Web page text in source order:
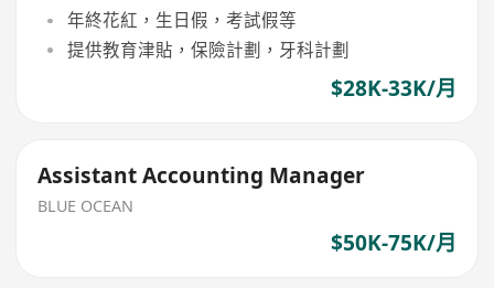
年終花紅，生日假，考試假等
提供教育津貼，保險計劃，牙科計劃
$28K-33K/月
Assistant Accounting Manager
BLUE OCEAN
$50K-75K/月